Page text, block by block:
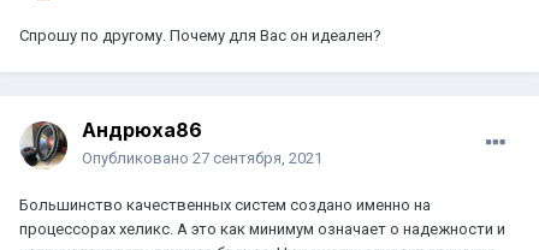
Спрошу по другому. Почему для Вас он идеален?
Андрюха86
Опубликовано 27 сентября, 2021
Большинство качественных систем создано именно на
процессорах хеликс. А это как минимум означает о надежности и